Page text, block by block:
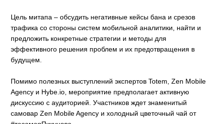
Цель митапа – обсудить негативные кейсы бана и срезов
трафика со стороны систем мобильной аналитики, найти и
предложить конкретные стратегии и методы для
эффективного решения проблем и их предотвращения в
будущем.
Помимо полезных выступлений экспертов Totem, Zen Mobile
Agency и Hybe.io, мероприятие предполагает активную
дискуссию с аудиторией. Участников ждет знаменитый
самовар Zen Mobile Agency и холодный цветочный чай от